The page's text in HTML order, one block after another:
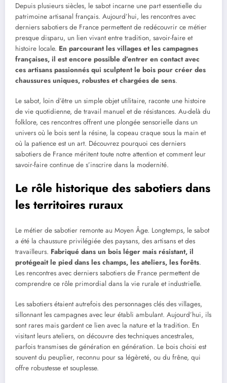
Depuis plusieurs siècles, le sabot incarne une part essentielle du
patrimoine artisanal français. Aujourd’hui, les rencontres avec
derniers sabotiers de France permettent de redécouvrir ce métier
presque disparu, un lien vivant entre tradition, savoir-faire et
histoire locale. En parcourant les villages et les campagnes
françaises, il est encore possible d’entrer en contact avec
ces artisans passionnés qui sculptent le bois pour créer des
chaussures uniques, robustes et chargées de sens.
Le sabot, loin d’être un simple objet utilitaire, raconte une histoire
de vie quotidienne, de travail manuel et de résistances. Au-delà du
folklore, ces rencontres offrent une plongée sensorielle dans un
univers où le bois sent la résine, la copeau craque sous la main et
où la patience est un art. Découvrez pourquoi ces derniers
sabotiers de France méritent toute notre attention et comment leur
savoir-faire continue de s’inscrire dans la modernité.
Le rôle historique des sabotiers dans
les territoires ruraux
Le métier de sabotier remonte au Moyen Âge. Longtemps, le sabot
a été la chaussure privilégiée des paysans, des artisans et des
travailleurs. Fabriqué dans un bois léger mais résistant, il
protégeait le pied dans les champs, les ateliers, les forêts.
Les rencontres avec derniers sabotiers de France permettent de
comprendre ce rôle primordial dans la vie rurale et industrielle.
Les sabotiers étaient autrefois des personnages clés des villages,
sillonnant les campagnes avec leur établi ambulant. Aujourd’hui, ils
sont rares mais gardent ce lien avec la nature et la tradition. En
visitant leurs ateliers, on découvre des techniques ancestrales,
parfois transmises de génération en génération. Le bois choisi est
souvent du peuplier, reconnu pour sa légèreté, ou du frêne, qui
offre robustesse et souplesse.